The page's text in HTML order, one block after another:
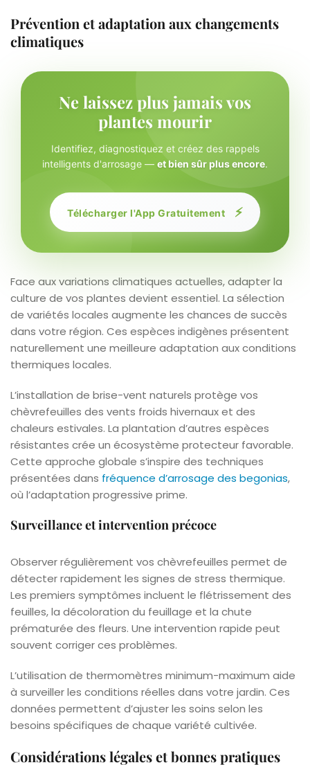
Prévention et adaptation aux changements
climatiques
Ne laissez plus jamais vos
plantes mourir
Identifiez, diagnostiquez et créez des rappels
intelligents d'arrosage — et bien sûr plus encore.
Télécharger l'App Gratuitement ⚡
Face aux variations climatiques actuelles, adapter la
culture de vos plantes devient essentiel. La sélection
de variétés locales augmente les chances de succès
dans votre région. Ces espèces indigènes présentent
naturellement une meilleure adaptation aux conditions
thermiques locales.
L’installation de brise-vent naturels protège vos
chèvrefeuilles des vents froids hivernaux et des
chaleurs estivales. La plantation d’autres espèces
résistantes crée un écosystème protecteur favorable.
Cette approche globale s’inspire des techniques
présentées dans fréquence d’arrosage des begonias,
où l’adaptation progressive prime.
Surveillance et intervention précoce
Observer régulièrement vos chèvrefeuilles permet de
détecter rapidement les signes de stress thermique.
Les premiers symptômes incluent le flétrissement des
feuilles, la décoloration du feuillage et la chute
prématurée des fleurs. Une intervention rapide peut
souvent corriger ces problèmes.
L’utilisation de thermomètres minimum-maximum aide
à surveiller les conditions réelles dans votre jardin. Ces
données permettent d’ajuster les soins selon les
besoins spécifiques de chaque variété cultivée.
Considérations légales et bonnes pratiques